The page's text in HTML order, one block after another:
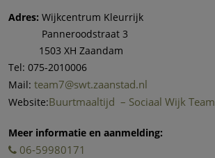
Adres: Wijkcentrum Kleurrijk
Panneroodstraat 3
1503 XH Zaandam
Tel: 075-2010006
Mail:team7@swt.zaanstad.nl
Website:Buurtmaaltijd – Sociaal Wijk Team
Meer informatie en aanmelding:
06-59980171